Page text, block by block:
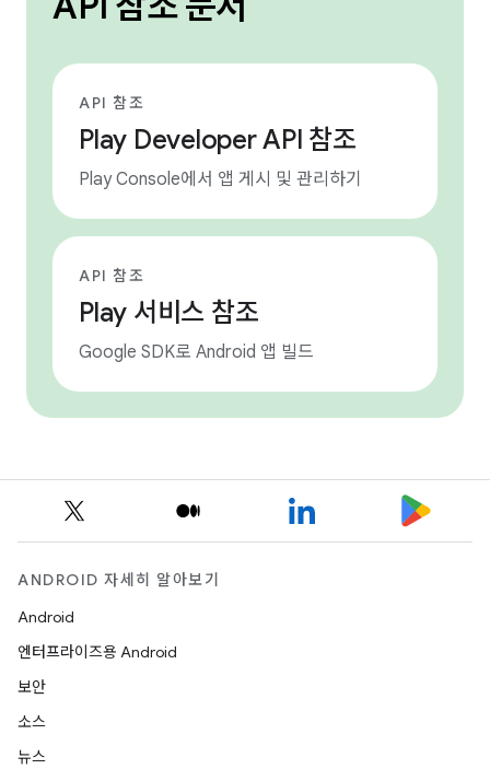
API 참조
Play Developer API 참조
Play Console에서 앱 게시 및 관리하기
API 참조
Play 서비스 참조
Google SDK로 Android 앱 빌드
ANDROID 자세히 알아보기
Android
엔터프라이즈용 Android
보안
소스
뉴스